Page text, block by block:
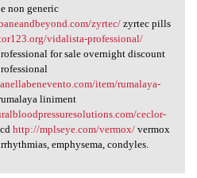
non generic
zyrtec/zyrtec pills
vidalista-professional/
for sale overnight discount
item/rumalaya-
liniment
ceclor-
http://mplseye.com/vermox/vermox
emphysema, condyles.